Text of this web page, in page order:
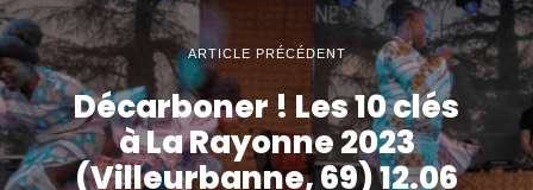
ARTICLE PRÉCÉDENT
Décarboner ! Les 10 clés
à La Rayonne 2023
(Villeurbanne, 69) 12.06